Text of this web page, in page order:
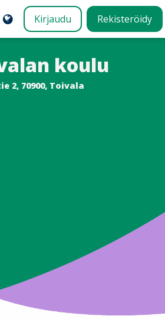
Kirjaudu Rekisteröidy
koulu
2, 70900, Toivala